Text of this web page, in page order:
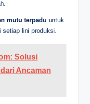
mutu terpadu untuk
setiap lini produksi.
Solusi
Ancaman